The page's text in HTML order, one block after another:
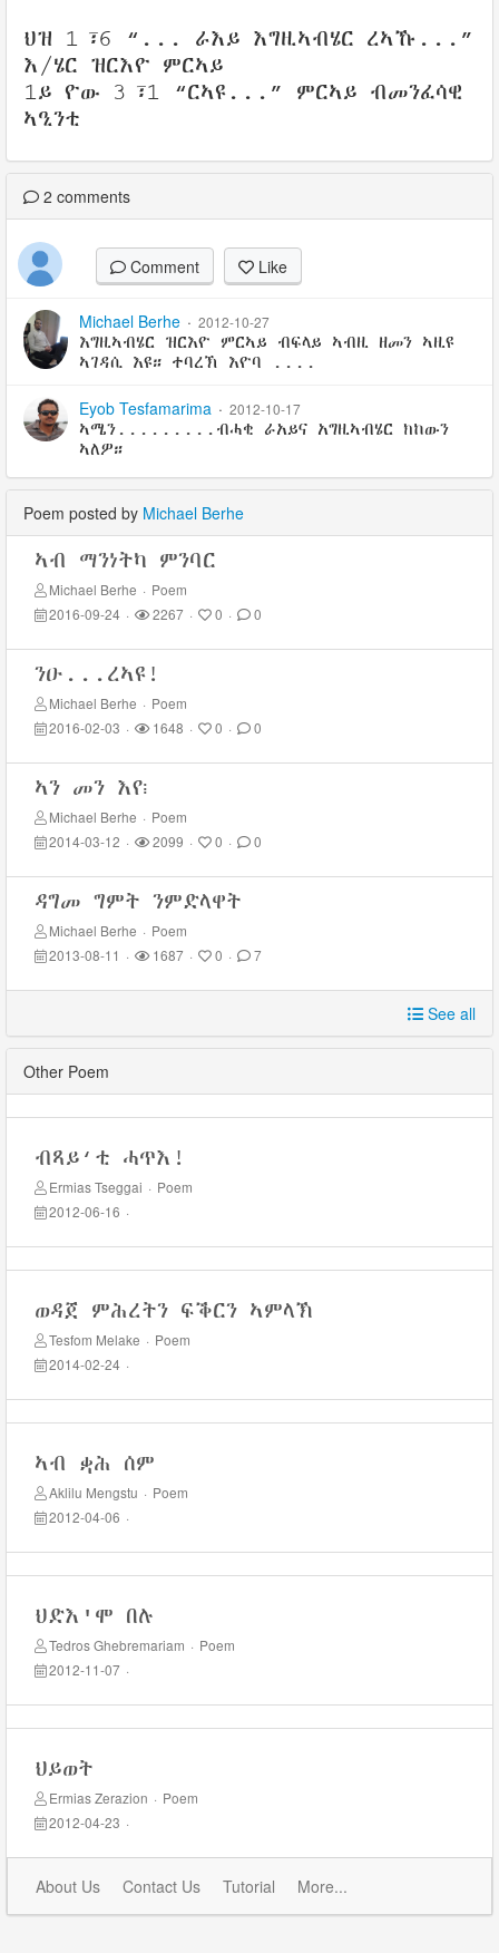
ህዝ 1፣6 “... ራእይ እግዚኣብሄር ረኣኹ...”
እ/ሄር ዝርእዮ ምርኣይ
1ይ ዮው 3፣1 “ርኣዩ...” ምርኣይ ብመንፈሳዊ
ኣዒንቲ
2 comments
Comment Like
Michael Berhe · 2012-10-27
እግዚኣብሄር ዝርእዮ ምርኣይ ብፍላይ ኣብዚ ዘመን ኣዚዩ
ኣገዳሲ እዩ። ተባረኽ እዮባ ....
Eyob Tesfamarima · 2012-10-17
ኣሜን.........ብሓቂ ራአይና አግዚኣብሄር ክከውን
ኣለዎ።
Poem posted by Michael Berhe
ኣብ ማንነትካ ምንባር
Michael Berhe · Poem
2016-09-24 · 2267 · 0 · 0
ንዑ...ረኣዩ!
Michael Berhe · Poem
2016-02-03 · 1648 · 0 · 0
ኣን መን እየ፧
Michael Berhe · Poem
2014-03-12 · 2099 · 0 · 0
ዳግመ ግምት ንምድላዋት
Michael Berhe · Poem
2013-08-11 · 1687 · 0 · 7
See all
Other Poem
ብጻይ‘ቲ ሓጥእ!
Ermias Tseggai · Poem
2012-06-16 ·
ወዳጀ ምሕረትን ፍቕርን ኣምላኽ
Tesfom Melake · Poem
2014-02-24 ·
ኣብ ቋሕ ሰም
Aklilu Mengstu · Poem
2012-04-06 ·
ህድእ'ሞ በሉ
Tedros Ghebremariam · Poem
2012-11-07 ·
ህይወት
Ermias Zerazion · Poem
2012-04-23 ·
About Us Contact Us Tutorial More...